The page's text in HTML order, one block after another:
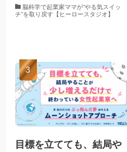
脳科学で起業家ママが“やる気スイッ
チ”を取り戻す【ヒーロースタジオ】
目標を立てても、結局や